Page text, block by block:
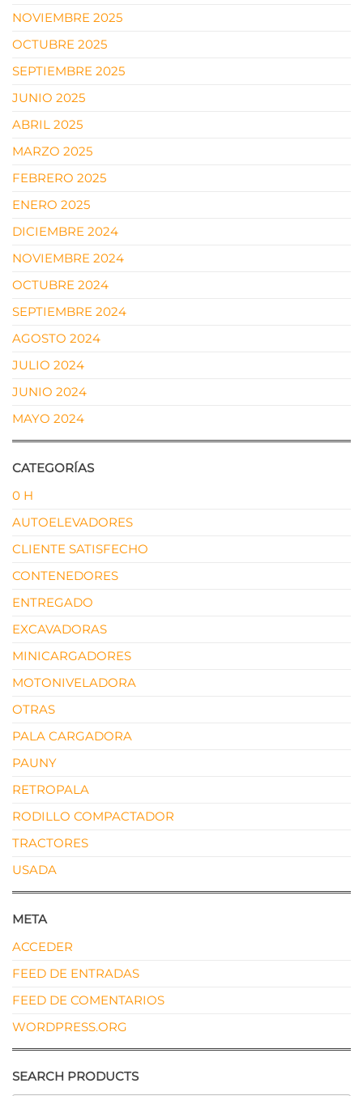
NOVIEMBRE 2025
OCTUBRE 2025
SEPTIEMBRE 2025
JUNIO 2025
ABRIL 2025
MARZO 2025
FEBRERO 2025
ENERO 2025
DICIEMBRE 2024
NOVIEMBRE 2024
OCTUBRE 2024
SEPTIEMBRE 2024
AGOSTO 2024
JULIO 2024
JUNIO 2024
MAYO 2024
CATEGORÍAS
0 H
AUTOELEVADORES
CLIENTE SATISFECHO
CONTENEDORES
ENTREGADO
EXCAVADORAS
MINICARGADORES
MOTONIVELADORA
OTRAS
PALA CARGADORA
PAUNY
RETROPALA
RODILLO COMPACTADOR
TRACTORES
USADA
META
ACCEDER
FEED DE ENTRADAS
FEED DE COMENTARIOS
WORDPRESS.ORG
SEARCH PRODUCTS